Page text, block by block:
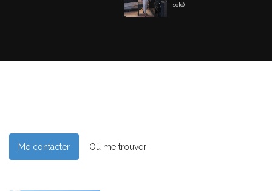
solo)
Me contacter Où me trouver